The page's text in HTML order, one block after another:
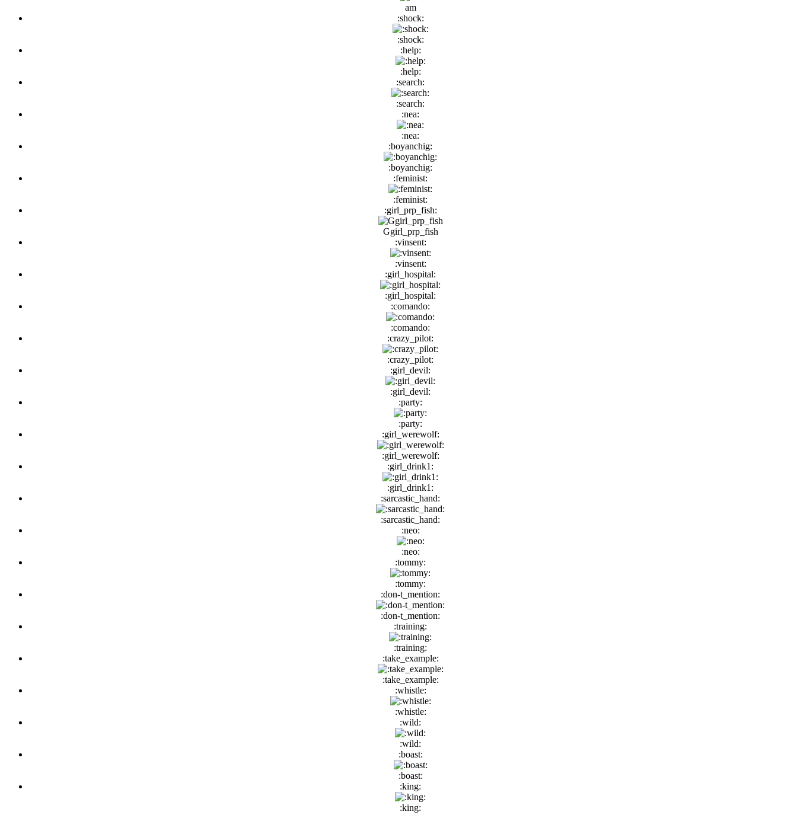
am
:shock:
:shock:
:help:
:help:
:search:
:search:
:nea:
:nea:
:boyanchig:
:boyanchig:
:feminist:
:feminist:
:girl_prp_fish:
Ggirl_prp_fish
:vinsent:
:vinsent:
:girl_hospital:
:girl_hospital:
:comando:
:comando:
:crazy_pilot:
:crazy_pilot:
:girl_devil:
:girl_devil:
:party:
:party:
:girl_werewolf:
:girl_werewolf:
:girl_drink1:
:girl_drink1:
:sarcastic_hand:
:sarcastic_hand:
:neo:
:neo:
:tommy:
:tommy:
:don-t_mention:
:don-t_mention:
:training:
:training:
:take_example:
:take_example:
:whistle:
:whistle:
:wild:
:wild:
:boast:
:boast:
:king:
:king: